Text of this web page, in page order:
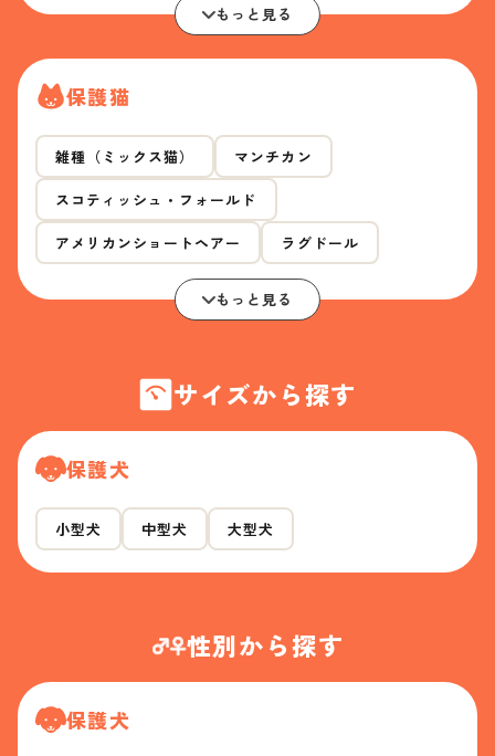
もっと見る
保護猫
雑種（ミックス猫） マンチカン
スコティッシュ・フォールド
アメリカンショートヘアー ラグドール
もっと見る
サイズから探す
保護犬
小型犬 中型犬 大型犬
性別から探す
保護犬